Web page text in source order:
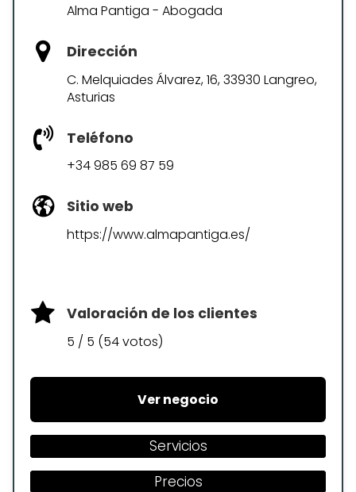
Alma Pantiga - Abogada
Dirección
C. Melquiades Álvarez, 16, 33930 Langreo,
Asturias
Teléfono
+34 985 69 87 59
Sitio web
https://www.almapantiga.es/
Valoración de los clientes
5 / 5 (54 votos)
Ver negocio
Servicios
Precios